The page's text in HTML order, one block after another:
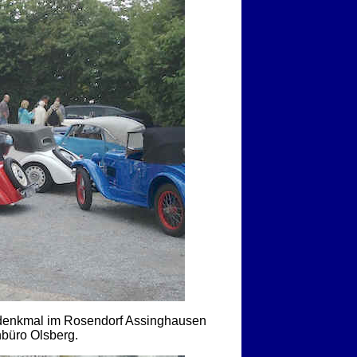
im Rosendorf Assinghausen
Olsberg.